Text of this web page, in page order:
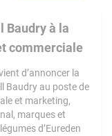
Baudry à la
commerciale
d’annoncer la
Baudry au poste de
et marketing,
marques et
d’Eureden